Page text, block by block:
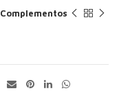
Complementos